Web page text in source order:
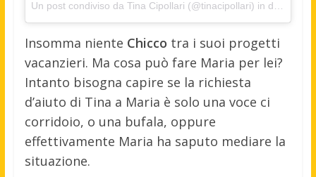
Un post condiviso da Tina Cipollari (@tinacipollari) in data:
Insomma niente Chicco tra i suoi progetti
vacanzieri. Ma cosa può fare Maria per lei?
Intanto bisogna capire se la richiesta
d’aiuto di Tina a Maria è solo una voce ci
corridoio, o una bufala, oppure
effettivamente Maria ha saputo mediare la
situazione.